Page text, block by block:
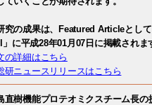
究の成果は、Featured Articleとし
」に平成28年01月07日に掲載されま
の詳細はこちら
研ニュースリリースはこちら
直樹機能プロテオミクスチーム長